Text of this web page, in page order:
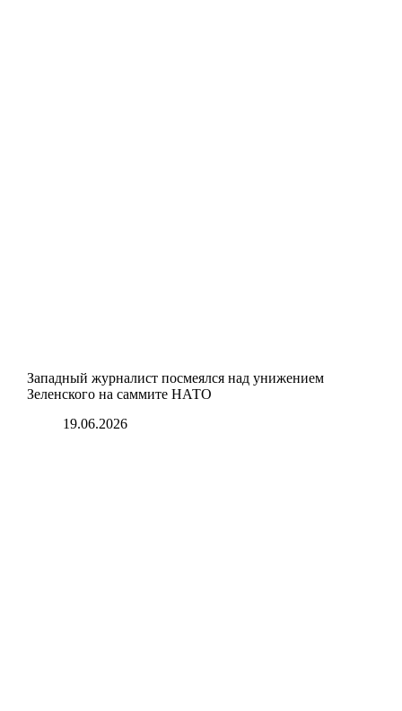
Западный журналист посмеялся над унижением
Зеленского на саммите НАТО
19.06.2026